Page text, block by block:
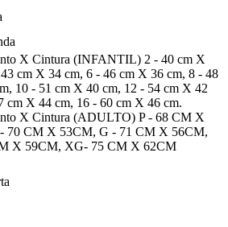
X Cintura (INFANTIL) 2 - 40 cm X
cm X 34 cm, 6 - 46 cm X 36 cm, 8 - 48
10 - 51 cm X 40 cm, 12 - 54 cm X 42
cm X 44 cm, 16 - 60 cm X 46 cm.
X Cintura (ADULTO) P - 68 CM X
70 CM X 53CM, G - 71 CM X 56CM,
X 59CM, XG- 75 CM X 62CM